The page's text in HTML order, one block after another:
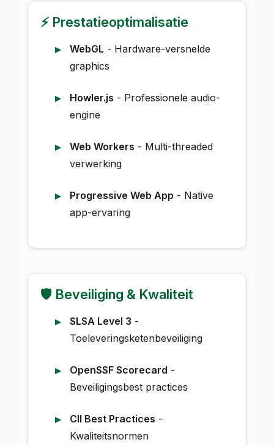
⚡ Prestatieoptimalisatie
WebGL - Hardware-versnelde
graphics
Howler.js - Professionele audio-
engine
Web Workers - Multi-threaded
verwerking
Progressive Web App - Native
app-ervaring
🛡️ Beveiliging & Kwaliteit
SLSA Level 3 -
Toeleveringsketenbeveiliging
OpenSSF Scorecard -
Beveiligingsbest practices
CII Best Practices -
Kwaliteitsnormen